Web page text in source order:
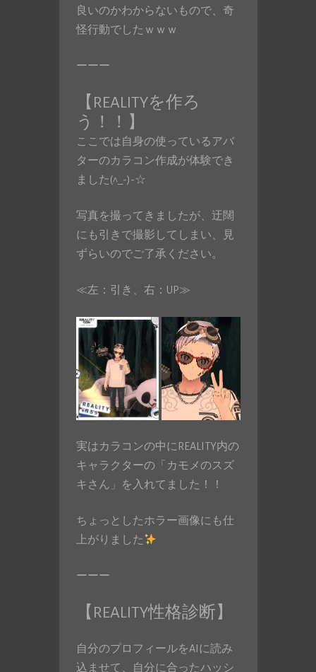
良いのかわからないもので、奇
怪行動でしたｗｗｗ
ーーー
【REALITYを作ろ
う！！】
ここでは自身の使っているアバ
ターのカラコン作成が体験でき
ました(^_-)-☆
写真を撮ってきましたが、迂闊
にも引きで撮影してしまい、見
ずらいのでご了承ください。
≪左：引き、右：UP≫
実はカラコンの中にREALITY内の
キャラクターの「カモメのスズ
キさん」を入れてました！！
ちょっとしたホラー画像にも仕
上がりました
ーーー
【REALITY性格診断】
自分のプロフィールをAIに読み
込ませて、自分に合ったハッシ